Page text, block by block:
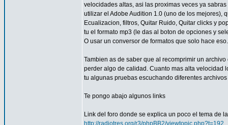
velocidades altas, asi las proximas veces ya
utilizar el Adobe Audition 1.0 (uno de los mejores),
Ecualizacion, filtros, Quitar Ruido, Quitar clicks y
tu el formato mp3 (le das al boton de opciones y
O usar un conversor de formatos que solo hace eso.
Tambien as de saber que al recomprimir un
perder algo de calidad. Cuanto mas alta velocidad
tu algunas pruebas escuchando diferentes
Te pongo abajo algunos links
Link del foro donde se explica un poco el tema de
http://radiotres.org/r3/phpBB2/viewtopic.php?t=192